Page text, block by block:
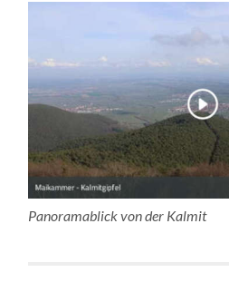
Panoramablick von der Kalmit